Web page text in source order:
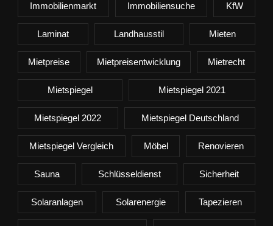
Immobilienmarkt Immobiliensuche KfW
Laminat Landhausstil Mieten
Mietpreise Mietpreisentwicklung Mietrecht
Mietspiegel Mietspiegel 2021
Mietspiegel 2022 Mietspiegel Deutschland
Mietspiegel Vergleich Möbel Renovieren
Sauna Schlüsseldienst Sicherheit
Solaranlagen Solarenergie Tapezieren